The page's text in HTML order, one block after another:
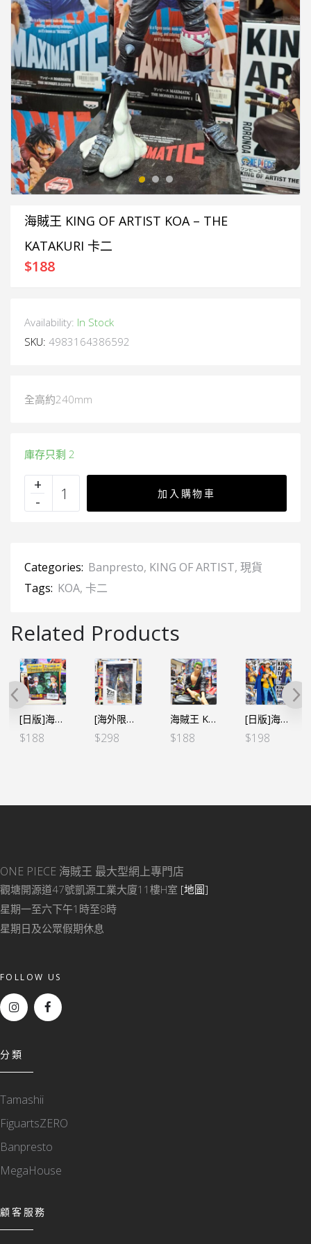
海賊王 KING OF ARTIST KOA – THE
KATAKURI 卡二
$188
Availability: In Stock
SKU: 4983164386592
全高約240mm
庫存只剩 2
加入購物車
Categories: Banpresto, KING OF ARTIST, 現貨
Tags: KOA, 卡二
Related Products
[日版]海賊王WCF -Battle of Luffy 四檔蛇人路飛VS卡二 (2個SET)
$188
[海外限定]海賊王KING OF ARTIST KOA – 紅髲 2D漫畫色
$298
海賊王 KING OF ARTIST KOA – THE RORONOA ZORO- 卓洛 和之國 Ⅱ- 亞版
$188
[日版]海賊王 KING OF ARTIST KOA – 和之國 羅
$198
ONE PIECE 海賊王 最大型網上專門店
觀塘開源道47號凱源工業大廈11樓H室 [地圖]
星期一至六下午1時至8時
星期日及公眾假期休息
FOLLOW US
分類
Tamashii
FiguartsZERO
Banpresto
MegaHouse
顧客服務